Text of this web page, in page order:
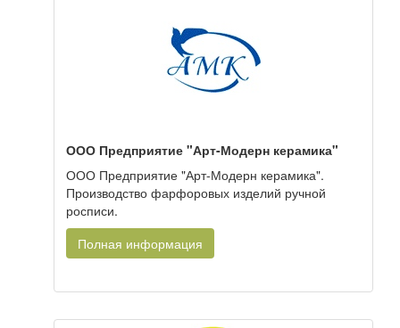
ООО Предприятие "Арт-Модерн керамика"
ООО Предприятие "Арт-Модерн керамика".
Производство фарфоровых изделий ручной
росписи.
Полная информация